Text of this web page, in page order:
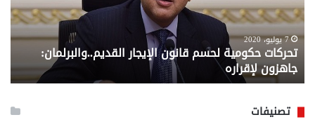
القديم..والبرلمان:
جاهزون
لإقراره
7 يوليو، 2020
تحركات حكومية لحسم قانون الإيجار القديم..والبرلمان:
جاهزون لإقراره
من
تصنيفات